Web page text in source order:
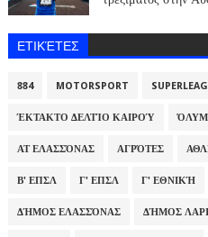
ΕΤΙΚΈΤΕΣ
884 MOTORSPORT
ΈΚΤΑΚΤΟ ΔΕΛΤΊΟ ΚΑΙΡΟΎ
ΑΤ ΕΛΑΣΣΌΝΑΣ ΑΓΡΌΤΕΣ
Β' ΕΠΣΛ Γ' ΕΠΣΛ Γ' ΕΘΝΙΚΉ
ΔΉΜΟΣ ΕΛΑΣΣΌΝΑΣ ΔΉΜΟΣ